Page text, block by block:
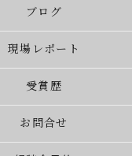
ブログ
現場レポート
受賞歴
お問合せ